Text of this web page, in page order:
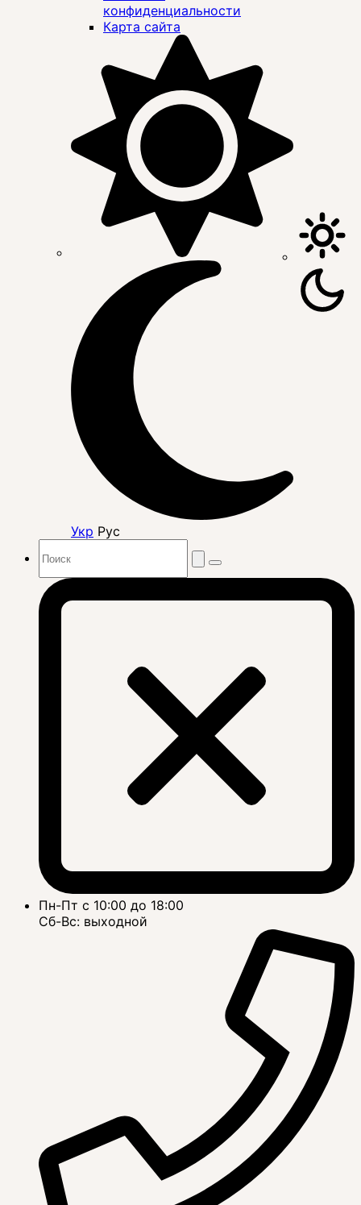
конфиденциальности
Карта сайта
Укр Рус
Пн-Пт с 10:00 до 18:00
Сб-Вс: выходной